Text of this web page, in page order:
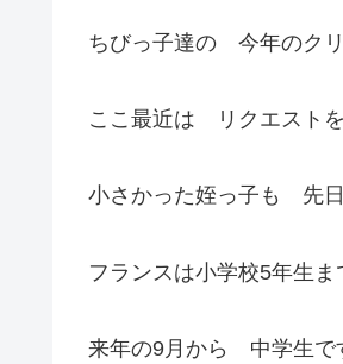
ちびっ子達の 今年のク
ここ最近は リクエスト
小さかった姪っ子も 先
フランスは小学校5年生ま
来年の9月から 中学生